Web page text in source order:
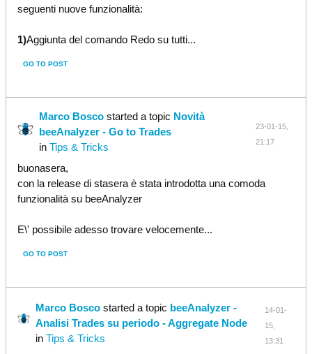
seguenti nuove funzionalità:
1)Aggiunta del comando Redo su tutti...
GO TO POST
Marco Bosco started a topic Novità
beeAnalyzer - Go to Trades
inTips & Tricks
23-01-15,
21:17
buonasera,
con la release di stasera è stata introdotta una comoda
funzionalità su beeAnalyzer
E\' possibile adesso trovare velocemente...
GO TO POST
Marco Boscostarted a topic beeAnalyzer -
Analisi Trades su periodo - Aggregate Node
in Tips & Tricks
14-01-
15,
13:31